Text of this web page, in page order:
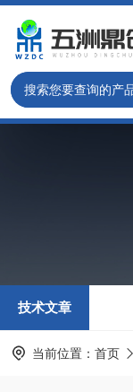
技术文章
当前位置： 首页